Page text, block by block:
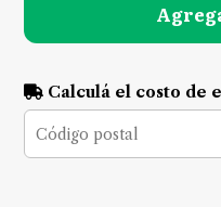
Calculá el costo de